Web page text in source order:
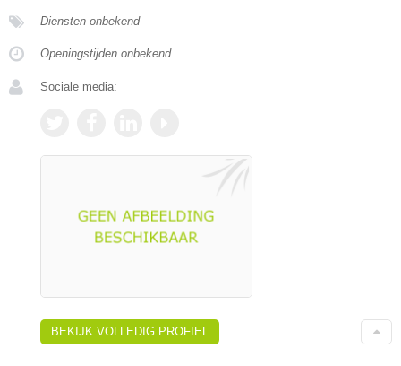
Diensten onbekend
Openingstijden onbekend
Sociale media:
BEKIJK VOLLEDIG PROFIEL